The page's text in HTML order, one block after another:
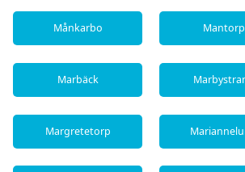
Månkarbo Mantorp
Marbäck
Margretetorp